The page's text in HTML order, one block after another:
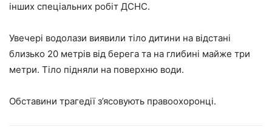
інших спеціальних робіт ДСНС.
Увечері водолази виявили тіло дитини на відстані
близько 20 метрів від берега та на глибині майже три
метри. Тіло підняли на поверхню води.
Обставини трагедії з’ясовують правоохоронці.